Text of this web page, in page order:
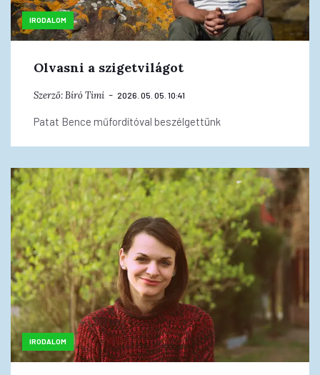
IRODALOM
Olvasni a szigetvilágot
Szerző:Bíró Timi 2026. 05. 05. 10:41
Patat Bence műfordítóval beszélgettünk
IRODALOM